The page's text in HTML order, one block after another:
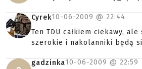
Cyrek10-06-2009 @ 22:44
Ten TDU całkiem ciekawy,
szerokie i nakolanniki będą
gadzinka10-06-2009 @ 22:59